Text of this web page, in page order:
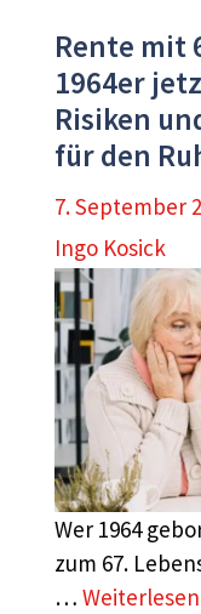
Rente mit
1964er
Risiken
für den
7. September
Ingo Kosick
Wer 1964
zum 67.
…